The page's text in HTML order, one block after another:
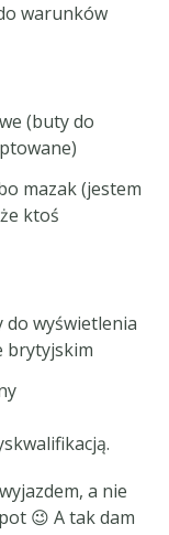
warunków
(buty do
mazak (jestem
ktoś
do wyświetlenia
brytyjskim
a nie
😉 A tak dam